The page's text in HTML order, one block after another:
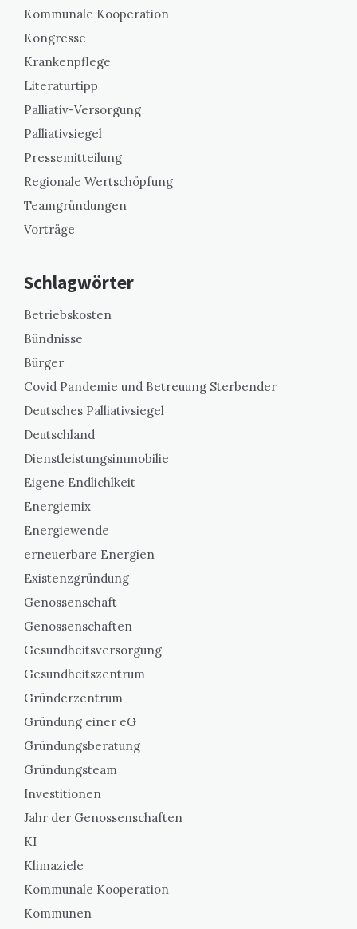
Kommunale Kooperation
Kongresse
Krankenpflege
Literaturtipp
Palliativ-Versorgung
Palliativsiegel
Pressemitteilung
Regionale Wertschöpfung
Teamgründungen
Vorträge
Schlagwörter
Betriebskosten
Bündnisse
Bürger
Covid Pandemie und Betreuung Sterbender
Deutsches Palliativsiegel
Deutschland
Dienstleistungsimmobilie
Eigene Endlichlkeit
Energiemix
Energiewende
erneuerbare Energien
Existenzgründung
Genossenschaft
Genossenschaften
Gesundheitsversorgung
Gesundheitszentrum
Gründerzentrum
Gründung einer eG
Gründungsberatung
Gründungsteam
Investitionen
Jahr der Genossenschaften
KI
Klimaziele
Kommunale Kooperation
Kommunen